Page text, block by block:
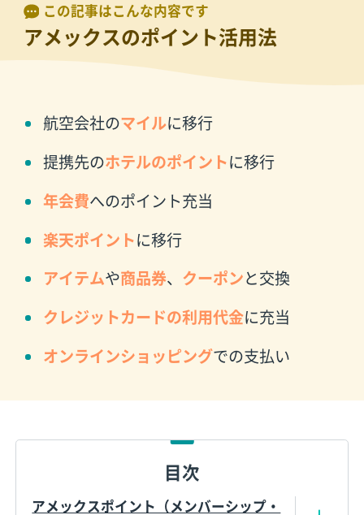
この記事はこんな内容です
アメックスのポイント活用法
航空会社のマイルに移行
提携先のホテルのポイントに移行
年会費へのポイント充当
楽天ポイントに移行
アイテムや商品券、 クーポンと交換
クレジットカードの利用代金に充当
オンラインショッピングでの支払い
目次
アメックスポイント（メンバーシップ・